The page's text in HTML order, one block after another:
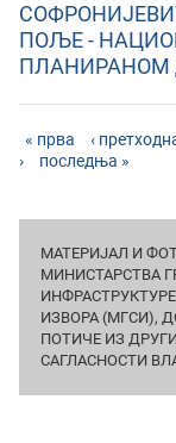
ПОЉЕ -
« прва ‹
›
последња »
МАТЕРИЈАЛ И
МИНИСТАРСТВА
ИЗВОРА (МГСИ),
ПОТИЧЕ ИЗ
САГЛАСНОСТИ